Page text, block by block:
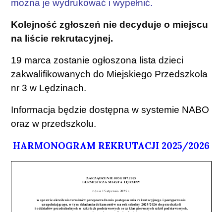
można je wydrukować i wypełnić.
Kolejność zgłoszeń nie decyduje o miejscu
na liście rekrutacyjnej.
19 marca zostanie ogłoszona lista dzieci
zakwalifikowanych do Miejskiego Przedszkola
nr 3 w Lędzinach.
Informacja będzie dostępna w systemie NABO
oraz w przedszkolu.
HARMONOGRAM REKRUTACJI 2025/2026